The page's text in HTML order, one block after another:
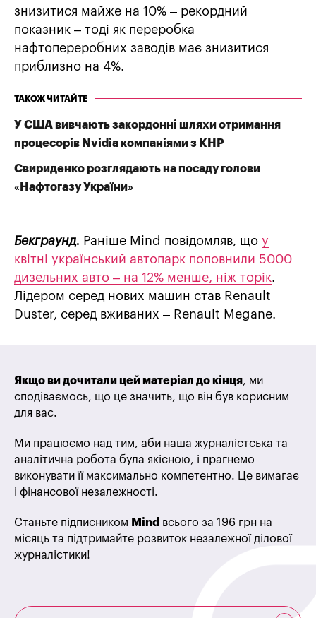
знизитися майже на 10% – рекордний
показник – тоді як переробка
нафтопереробних заводів має знизитися
приблизно на 4%.
ТАКОЖ ЧИТАЙТЕ
У США вивчають закордонні шляхи отримання
процесорів Nvidia компаніями з КНР
Свириденко розглядають на посаду голови
«Нафтогазу України»
Бекграунд. Раніше Mind повідомляв, що у
квітні український автопарк поповнили 5000
дизельних авто – на 12% менше, ніж торік.
Лідером серед нових машин став Renault
Duster, серед вживаних – Renault Megane.
Якщо ви дочитали цей матеріал до кінця, ми
сподіваємось, що це значить, що він був корисним
для вас.
Ми працюємо над тим, аби наша журналістська та
аналітична робота була якісною, і прагнемо
виконувати її максимально компетентно. Це вимагає
і фінансової незалежності.
Станьте підписником Mind всього за 196 грн на
місяць та підтримайте розвиток незалежної ділової
журналістики!